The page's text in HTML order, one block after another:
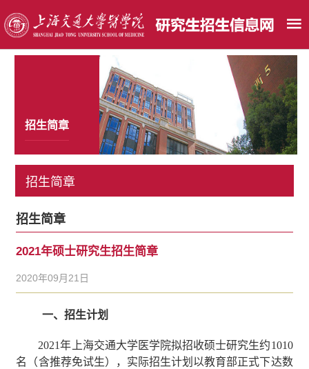
招生简章
招生简章
招生简章
2021年硕士研究生招生简章
2020年09月21日
一、招生计划
2021年上海交通大学医学院拟招收硕士研究生约1010
名（含推荐免试生），实际招生计划以教育部正式下达数